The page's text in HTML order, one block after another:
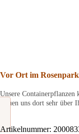
Vor Ort im
Unsere Containerpflanzen
freuen uns dort sehr über
Artikelnummer: